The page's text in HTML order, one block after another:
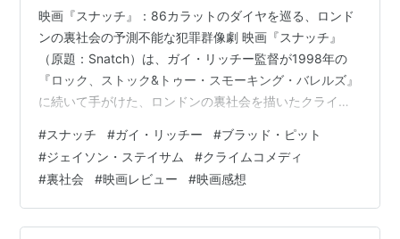
映画『スナッチ』：86カラットのダイヤを巡る、ロンド
ンの裏社会の予測不能な犯罪群像劇 映画『スナッチ』
（原題：Snatch）は、ガイ・リッチー監督が1998年の
『ロック、ストック&トゥー・スモーキング・バレルズ』
に続いて手がけた、ロンドンの裏社会を描いたクライ
ンドを巡って、ニューヨークのマフィア、ロンドンのギ
ャングのボス、非合法な賭けボクシングのノミ屋、そし
て謎のアイルランド系流浪民（パイキー）のボクサーな
ど、個性豊かな登場人物たちが複雑に絡み合います。物
語は、ダイヤモンド強奪犯のフランキーがロンドンでダ
#スナッチ #ガイ・リッチー #ブラッド・ピット
#ジェイソン・ステイサム #クライムコメディ
#裏社会 #映画レビュー #映画感想